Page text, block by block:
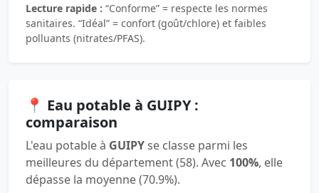
Lecture rapide : “Conforme” = respecte les normes
sanitaires. “Idéal” = confort (goût/chlore) et faibles
polluants (nitrates/PFAS).
📍 Eau potable à GUIPY :
comparaison
L'eau potable à GUIPYse classe parmi les
meilleures du département (58). Avec 100%, elle
dépasse la moyenne (70.9%).